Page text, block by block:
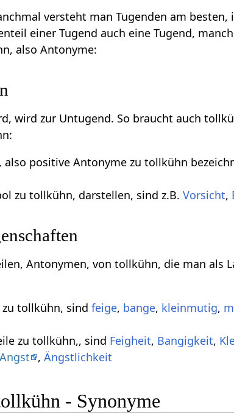
versteht man Tugenden am
einer Tugend auch eine Tugend,
also Antonyme:
wird zur Untugend. So braucht auch
also positive Antonyme zu tollkühn
zu tollkühn, darstellen, sind z.B.Vorsicht,
Antonymen, von tollkühn, die man als
zu tollkühn, sindfeige, bange, kleinmutig,
zu tollkühn,, sind Feigheit, Bangigkeit,
Angst ,Ängstlichkeit
- Synonyme